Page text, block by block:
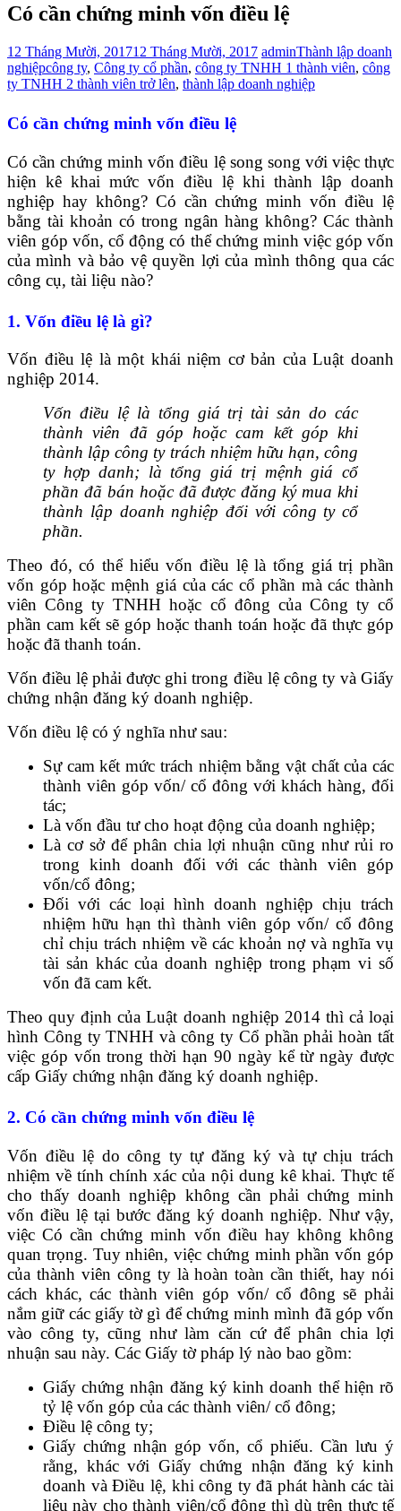
Có cần chứng minh vốn điều lệ
12 Tháng Mười, 201712 Tháng Mười, 2017 adminThành lập doanh
nghiệpcông ty, Công ty cổ phần, công ty TNHH 1 thành viên, công
ty TNHH 2 thành viên trở lên, thành lập doanh nghiệp
Có cần chứng minh vốn điều lệ
Có cần chứng minh vốn điều lệ song song với việc thực
hiện kê khai mức vốn điều lệ khi thành lập doanh
nghiệp hay không? Có cần chứng minh vốn điều lệ
bằng tài khoản có trong ngân hàng không? Các thành
viên góp vốn, cổ động có thể chứng minh việc góp vốn
của mình và bảo vệ quyền lợi của mình thông qua các
công cụ, tài liệu nào?
1. Vốn điều lệ là gì?
Vốn điều lệ là một khái niệm cơ bản của Luật doanh
nghiệp 2014.
Vốn điều lệ là tổng giá trị tài sản do các
thành viên đã góp hoặc cam kết góp khi
thành lập công ty trách nhiệm hữu hạn, công
ty hợp danh; là tổng giá trị mệnh giá cổ
phần đã bán hoặc đã được đăng ký mua khi
thành lập doanh nghiệp đối với công ty cổ
phần.
Theo đó, có thể hiểu vốn điều lệ là tổng giá trị phần
vốn góp hoặc mệnh giá của các cổ phần mà các thành
viên Công ty TNHH hoặc cổ đông của Công ty cổ
phần cam kết sẽ góp hoặc thanh toán hoặc đã thực góp
hoặc đã thanh toán.
Vốn điều lệ phải được ghi trong điều lệ công ty và Giấy
chứng nhận đăng ký doanh nghiệp.
Vốn điều lệ có ý nghĩa như sau:
Sự cam kết mức trách nhiệm bằng vật chất của các
thành viên góp vốn/ cổ đông với khách hàng, đối
tác;
Là vốn đầu tư cho hoạt động của doanh nghiệp;
Là cơ sở để phân chia lợi nhuận cũng như rủi ro
trong kinh doanh đối với các thành viên góp
vốn/cổ đông;
Đối với các loại hình doanh nghiệp chịu trách
nhiệm hữu hạn thì thành viên góp vốn/ cổ đông
chỉ chịu trách nhiệm về các khoản nợ và nghĩa vụ
tài sản khác của doanh nghiệp trong phạm vi số
vốn đã cam kết.
Theo quy định của Luật doanh nghiệp 2014 thì cả loại
hình Công ty TNHH và công ty Cổ phần phải hoàn tất
việc góp vốn trong thời hạn 90 ngày kể từ ngày được
cấp Giấy chứng nhận đăng ký doanh nghiệp.
2. Có cần chứng minh vốn điều lệ
Vốn điều lệ do công ty tự đăng ký và tự chịu trách
nhiệm về tính chính xác của nội dung kê khai. Thực tế
cho thấy doanh nghiệp không cần phải chứng minh
vốn điều lệ tại bước đăng ký doanh nghiệp. Như vậy,
việc Có cần chứng minh vốn điều hay không không
quan trọng. Tuy nhiên, việc chứng minh phần vốn góp
của thành viên công ty là hoàn toàn cần thiết, hay nói
cách khác, các thành viên góp vốn/ cổ đông sẽ phải
nắm giữ các giấy tờ gì để chứng minh mình đã góp vốn
vào công ty, cũng như làm căn cứ để phân chia lợi
nhuận sau này. Các Giấy tờ pháp lý nào bao gồm:
Giấy chứng nhận đăng ký kinh doanh thể hiện rõ
tỷ lệ vốn góp của các thành viên/ cổ đông;
Điều lệ công ty;
Giấy chứng nhận góp vốn, cổ phiếu. Cần lưu ý
rằng, khác với Giấy chứng nhận đăng ký kinh
doanh và Điều lệ, khi công ty đã phát hành các tài
liệu này cho thành viên/cổ đông thì dù trên thực tế